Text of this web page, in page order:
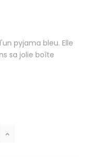
pyjama bleu. Elle
sa jolie boîte